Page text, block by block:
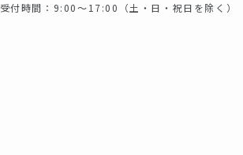
受付時間：9:00～17:00（土・日・祝日を除く）